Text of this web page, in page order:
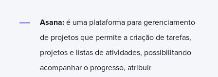
Asana: é uma plataforma para gerenciamento
de projetos que permite a criação de tarefas,
projetos e listas de atividades, possibilitando
acompanhar o progresso, atribuir